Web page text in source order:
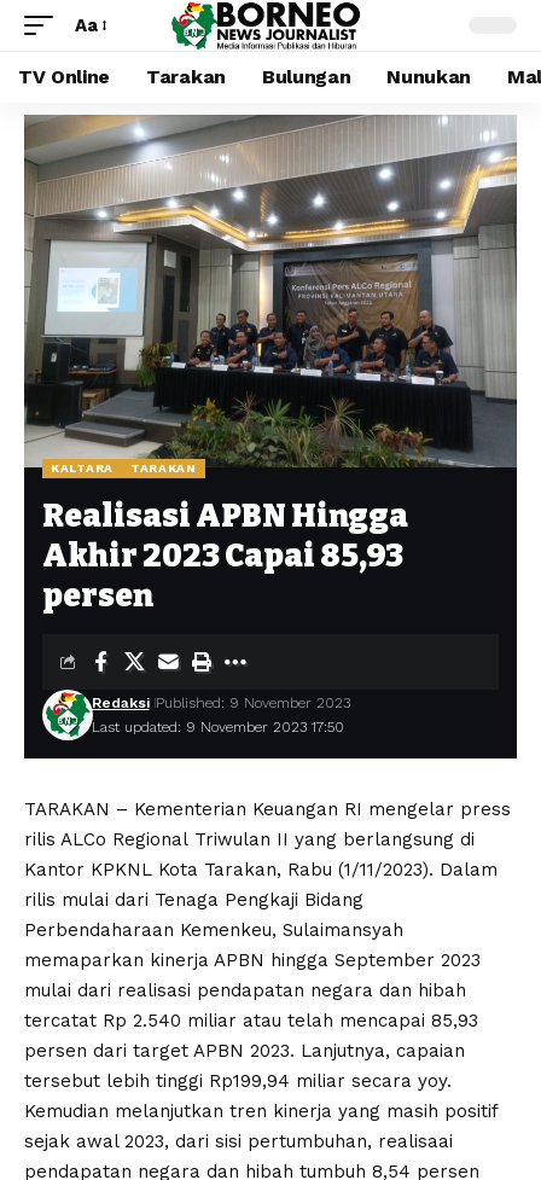
Aa
TV Online Tarakan Bulungan Nunukan
KALTARA TARAKAN
Realisasi APBN Hingga
Akhir 2023 Capai 85,93
persen
Last updated: 9 November 2023 17:50
Redaksi Published: 9 November 2023
TARAKAN – Kementerian Keuangan RI mengelar press
rilis ALCo Regional Triwulan II yang berlangsung di
Kantor KPKNL Kota Tarakan, Rabu (1/11/2023). Dalam
rilis mulai dari Tenaga Pengkaji Bidang
Perbendaharaan Kemenkeu, Sulaimansyah
memaparkan kinerja APBN hingga September 2023
mulai dari realisasi pendapatan negara dan hibah
tercatat Rp 2.540 miliar atau telah mencapai 85,93
persen dari target APBN 2023. Lanjutnya, capaian
tersebut lebih tinggi Rp199,94 miliar secara yoy.
Kemudian melanjutkan tren kinerja yang masih positif
sejak awal 2023, dari sisi pertumbuhan, realisaai
pendapatan negara dan hibah tumbuh 8,54 persen